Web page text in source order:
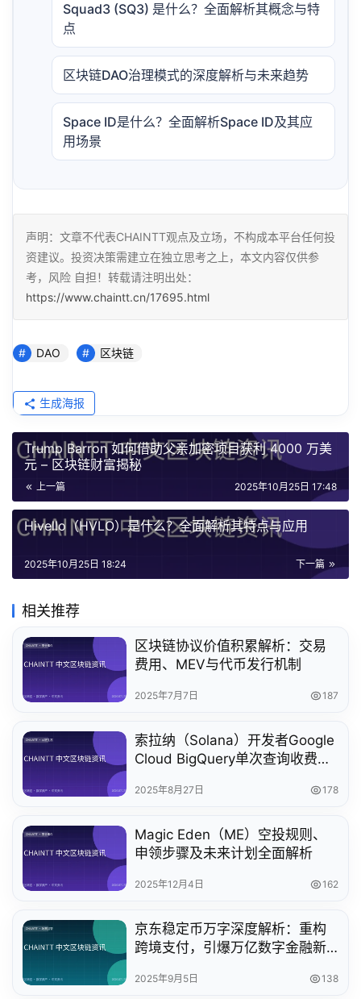
Squad3 (SQ3) 是什么？全面解析其概念与特
点
区块链DAO治理模式的深度解析与未来趋势
Space ID是什么？全面解析Space ID及其应
用场景
声明：文章不代表CHAINTT观点及立场，不构成本平台任何投
资建议。投资决策需建立在独立思考之上，本文内容仅供参
考，风险 自担！转载请注明出处：
https://www.chaintt.cn/17695.html
DAO 区块链
生成海报
Trump Barron 如何借助父亲加密项目获利 4000 万美
元 – 区块链财富揭秘
上一篇 2025年10月25日 17:48
Hivello（HVLO）是什么？全面解析其特点与应用
下一篇
2025年10月25日 18:24
相关推荐
区块链协议价值积累解析：交易
费用、MEV与代币发行机制
2025年7月7日 187
索拉纳（Solana）开发者Google
Cloud BigQuery单次查询收费
2025年8月27日 178
Magic Eden（ME）空投规则、
申领步骤及未来计划全面解析
2025年12月4日 162
京东稳定币万字深度解析：重构
跨境支付，引爆万亿数字金融新
2025年9月5日 138